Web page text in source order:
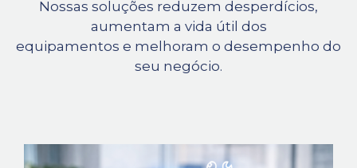
Nossas soluções reduzem desperdícios,
aumentam a vida útil dos
equipamentos e melhoram o desempenho do
seu negócio.